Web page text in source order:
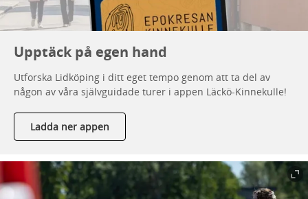
Upptäck på egen hand
Utforska Lidköping i ditt eget tempo genom att ta del av
någon av våra självguidade turer i appen Läckö-Kinnekulle!
Ladda ner appen